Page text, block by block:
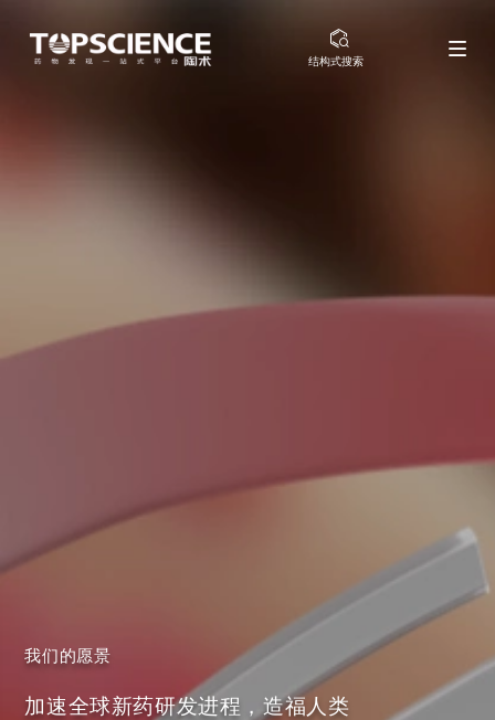
结构式搜索
我们的愿景
加速全球新药研发进程，造福人类